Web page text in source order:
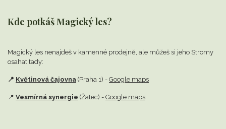
Kde potkáš Magický les?
Magický les nenajdeš v kamenné prodejně, ale můžeš si jeho Stromy
osahat tady:
📍 Květinová čajovna (Praha 1) - Google maps
📍 Vesmírná synergie (Žatec) - Google maps